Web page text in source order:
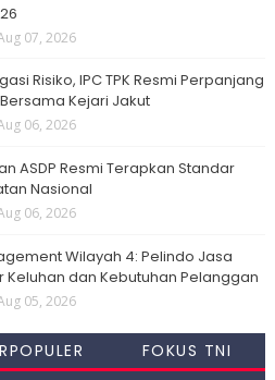
07, 2026
Risiko, IPC TPK Resmi Perpanjang
Kejari Jakut
06, 2026
ASDP Resmi Terapkan Standar
Nasional
06, 2026
Wilayah 4: Pelindo Jasa
Keluhan dan Kebutuhan Pelanggan
05, 2026
FOKUS TNI